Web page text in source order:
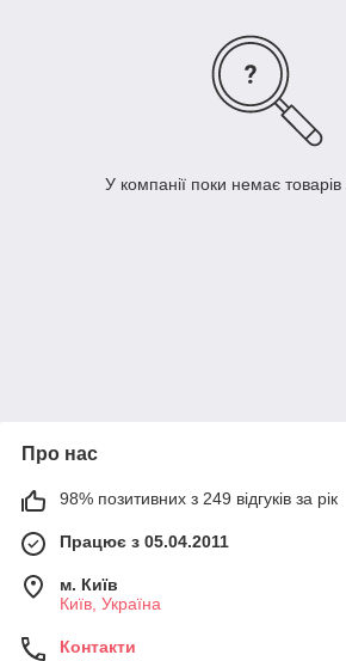
У компанії поки немає
Про нас
98% позитивних з 249 відгуків за рік
Працює з 05.04.2011
м. Київ
Київ, Україна
Контакти